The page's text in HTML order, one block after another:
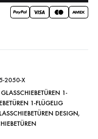
2050-X
GLASSCHIEBETÜREN 1-
1-FLÜGELIG
DESIGN,